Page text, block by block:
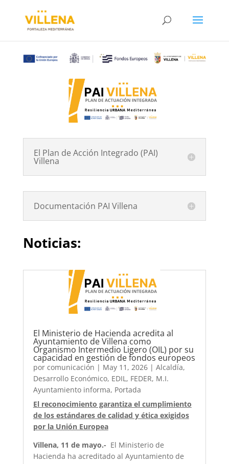
El Plan de Acción Integrado (PAI)
Villena
Documentación PAI Villena
Noticias:
El Ministerio de Hacienda acredita al
Ayuntamiento de Villena como
Organismo Intermedio Ligero (OIL) por su
capacidad en gestión de fondos europeos
por comunicación | May 11, 2026| Alcaldía,
Desarrollo Económico, EDIL, FEDER, M.I.
Ayuntamiento informa, Portada
El reconocimiento garantiza el cumplimiento
de los estándares de calidad y ética exigidos
por la Unión Europea
Villena, 11 de mayo.- El Ministerio de
Hacienda ha acreditado al Ayuntamiento de